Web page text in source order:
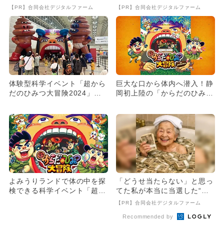
出
【PR】合同会社デジタルファーム 【PR】合同会社デジタルファーム
体験型科学イベント「超から
だのひみつ大冒険2024」が
巨大な口から体内へ潜入！静
岡初上陸の「からだのひみつ
よみうりランドで体の中を探
検できる科学イベント「超か
「どうせ当たらない」と思っ
てた私が本当に当選した“買
い方”がこれ
【PR】合同会社デジタルファーム
Recommended by